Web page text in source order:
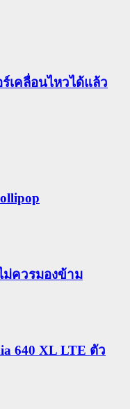
เคลื่อนไหวได้แล้ว
ม่ควรมองข้าม
640 XL LTE ตัว